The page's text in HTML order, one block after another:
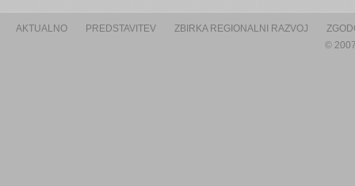
AKTUALNO PREDSTAVITEV ZBIRKA REGIONALNI RAZVOJ
©